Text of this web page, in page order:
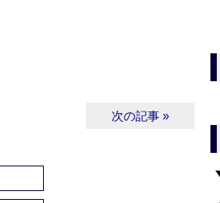
次の記事 »